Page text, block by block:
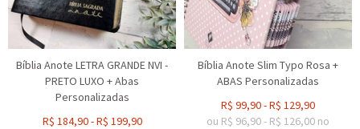
Bíblia Anote LETRA GRANDE NVI -
PRETO LUXO + Abas
Personalizadas
R$ 184,90-R$ 199,90
Bíblia Anote Slim Typo Rosa +
ABAS Personalizadas
R$ 99,90-R$ 129,90
ou R$ 96,90- R$ 126,00 no